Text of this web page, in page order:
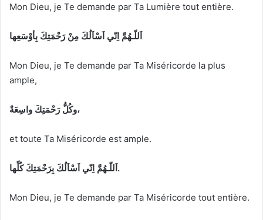
Mon Dieu, je Te demande par Ta Lumière tout entière.
اَللّـهُمَّ اِنّي اَسْاَلُكَ مِنْ رَحْمَتِكَ بِأوْسَعِها
Mon Dieu, je Te demande par Ta Miséricorde la plus
ample,
وكُلُّ رَحْمَتِكَ واسِعَةٌ،
et toute Ta Miséricorde est ample.
اَللّـهُمَّ اِنّي اَسْاَلُكَ بِرَحْمَتِكَ كُلِّها.
Mon Dieu, je Te demande par Ta Miséricorde tout entière.